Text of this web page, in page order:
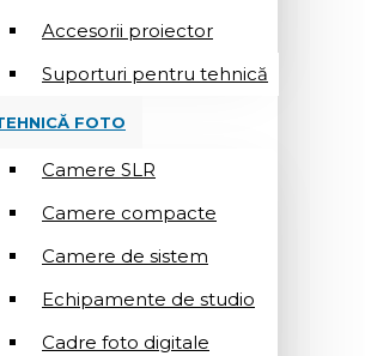
Accesorii proiector
Suporturi pentru tehnică
FOTO
Camere SLR
Camere compacte
Camere de sistem
Echipamente de studio
Cadre foto digitale